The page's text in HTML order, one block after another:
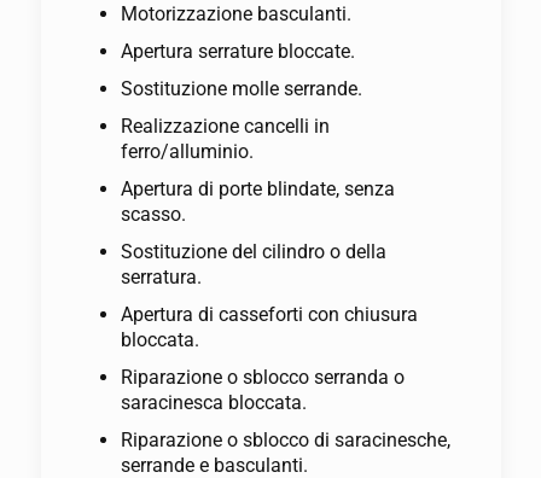
Motorizzazione basculanti.
Apertura serrature bloccate.
Sostituzione molle serrande.
Realizzazione cancelli in
ferro/alluminio.
Apertura di porte blindate, senza
scasso.
Sostituzione del cilindro o della
serratura.
Apertura di casseforti con chiusura
bloccata.
Riparazione o sblocco serranda o
saracinesca bloccata.
Riparazione o sblocco di saracinesche,
serrande e basculanti.